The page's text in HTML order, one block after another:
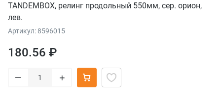
TANDEMBOX, релинг продольный 550мм, сер. орион,
лев.
Артикул: 8596015
180.56 ₽
– +